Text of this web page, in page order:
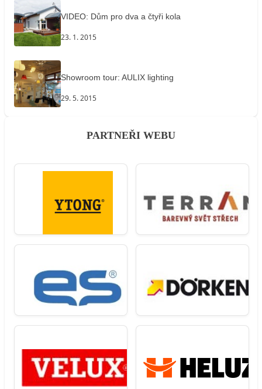
VIDEO: Dům pro dva a čtyři kola
23. 1. 2015
Showroom tour: AULIX lighting
29. 5. 2015
PARTNEŘI WEBU